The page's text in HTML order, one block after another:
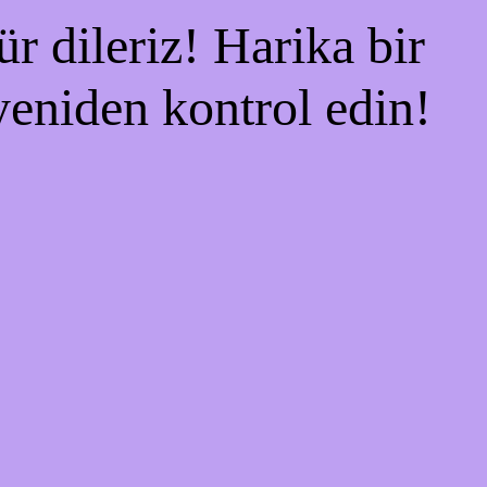
dileriz! Harika bir
kontrol edin!